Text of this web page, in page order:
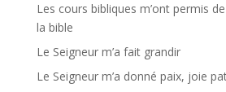
Les cours bibliques m’ont permis
la bible
Le Seigneur m’a fait grandir
Le Seigneur m’a donné paix, joie